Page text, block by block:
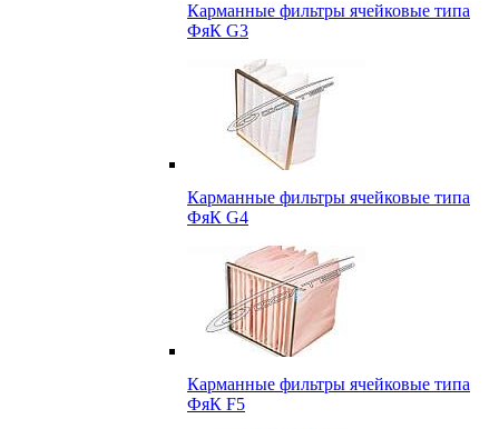
Карманные фильтры ячейковые типа
ФяК G3
Карманные фильтры ячейковые типа
ФяК G4
Карманные фильтры ячейковые типа
ФяК F5